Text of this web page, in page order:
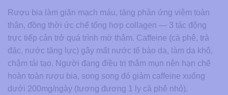
Rượu bia làm giãn mạch máu, tăng phản ứng viêm toàn
thân, đồng thời ức chế tổng hợp collagen — 3 tác động
trực tiếp cản trở quá trình mờ thâm. Caffeine (cà phê, trà
đặc, nước tăng lực) gây mất nước tế bào da, làm da khô,
chậm tái tạo. Người đang điều trị thâm mụn nên hạn chế
hoàn toàn rượu bia, song song đó giảm caffeine xuống
dưới 200mg/ngày (tương đương 1 ly cà phê nhỏ).